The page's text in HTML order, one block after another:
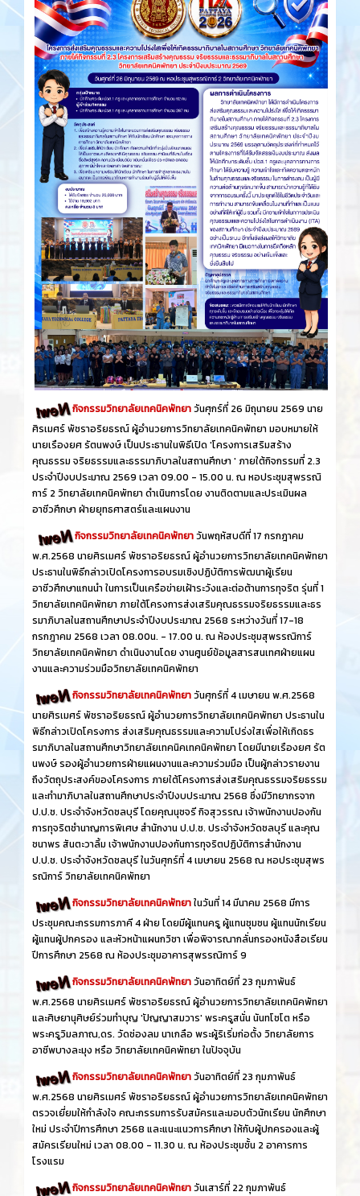
กิจกรรมวิทยาลัยเทคนิคพัทยาวันศุกร์​ที่ 26 ​มิถุนายน​ 2569 นาย
ศิรเมศร์ พัชราอริยธรณ์ ผู้อำนวยการวิทยาลัยเทคนิคพัทยา มอบหมายให้
นายเรืองยศ รัตนพงษ์ เป็นประธานในพิธีเปิด 'โครงการเสริมสร้าง
คุณธรรม จริยธรรมและธรรมาภิบาลในสถานศึกษา ' ภายใต้กิจกรรมที่ 2.3
ประจำปีงบประมาณ 2569 เวลา 09.00 - 15.00 น. ณ หอประชุมสุพรรณิ
การ์ 2 วิทยาลัยเทคนิคพัทยา ดำเนินการโดย งานติดตามและประเมินผล
อาชีวศึกษา ฝ่ายยุทธศาสตร์และแผนงาน
กิจกรรมวิทยาลัยเทคนิคพัทยาวันพฤหัสบดีที่ 17 กรกฎาคม
พ.ศ.2568 นายศิรเมศร์ พัชราอริยธรณ์ ผู้อำนวยการวิทยาลัยเทคนิคพัทยา
ประธานในพิธีกล่าวเปิดโครงการอบรมเชิงปฏิบัติการพัฒนาผู้เรียน
อาชีวศึกษาแกนนำ ในการเป็นเครือข่ายเฝ้าระวังและต่อต้านการทุจริต รุ่นที่ 1
วิทยาลัยเทคนิคพัทยา ภายใต้โครงการส่งเสริมคุณธรรมจริยธรรมและธร
รมาภิบาลในสถานศึกษาประจำปีงบประมาณ 2568 ระหว่างวันที่ 17-18
กรกฎาคม 2568 เวลา 08.00น. - 17.00 น. ณ ห้องประชุมสุพรรณิการ์
วิทยาลัยเทคนิคพัทยา ดำเนินงานโดย งานศูนย์ข้อมูลสารสนเทศฝ่ายแผน
งานและความร่วมมือวิทยาลัยเทคนิคพัทยา
กิจกรรมวิทยาลัยเทคนิคพัทยาวันศุกร์ที่ 4 เมษายน พ.ศ.2568
นายศิรเมศร์ พัชราอริยธรณ์ ผู้อำนวยการวิทยาลัยเทคนิคพัทยา ประธานใน
พิธีกล่าวเปิดโครงการ ส่งเสริมคุณธรรมและความโปร่งใสเพื่อให้เกิดธร
รมาภิบาลในสถานศึกษาวิทยาลัยเทคนิคเทคนิคพัทยา โดยมีนายเรืองยศ รัต
นพงษ์ รองผู้อำนวยการฝ่ายแผนงานและความร่วมมือ เป็นผู้กล่าวรายงาน
ถึงวัตถุประสงค์ของโครงการ ภายใต้โครงการส่งเสริมคุณธรรมจริยธรรม
และทำมาภิบาลในสถานศึกษาประจำปีงบประมาณ 2568 ซึ่งมีวิทยากรจาก
ป.ป.ช. ประจำจังหวัดชลบุรี โดยคุณนุชจรี กิจสุวรรณ เจ้าพนักงานปองกัน
การทุจริตชำนาญการพิเศษ สำนักงาน ป.ป.ช. ประจำจังหวัดชลบุรี และคุณ
ชนาพร สันตะวาลิ้ม เจ้าพนักงานปองกันการทุจริตปฏิบัติการสำนักงาน
ป.ป.ช. ประจำจังหวัดชลบุรี ในวันศุกร์ที่ 4 เมษายน 2568 ณ หอประชุมสุพร
รณิการ์ วิทยาลัยเทคนิคพัทยา
กิจกรรมวิทยาลัยเทคนิคพัทยาในวันที่ 14 มีนาคม 2568 มีการ
ประชุมคณะกรรมการภาคี 4 ฝ่าย โดยมีผู้แทนครู ผู้แทนชุมชน ผู้แทนนักเรียน
ผู้แทนผู้ปกครอง และหัวหน้าแผนกวิชา เพื่อพิจารณากลั่นกรองหนังสือเรียน
ปีการศึกษา 2568 ณ ห้องประชุมอาคารสุพรรณิการ์ 9
กิจกรรมวิทยาลัยเทคนิคพัทยาวันอาทิตย์ที่ 23 กุมภาพันธ์
พ.ศ.2568 นายศิรเมศร์ พัชราอริยธรณ์ ผู้อำนวยการวิทยาลัยเทคนิคพัทยา
และศิษยานุศิษย์ร่วมทำบุญ 'ปัญญาสมวาร' พระครูสนั่น นันทโชโต หรือ
พระครูวิมลภาณ,ดร. วัดช่องลม นาเกลือ พระผู้ริเริ่มก่อตั้ง วิทยาลัยการ
อาชีพบางละมุง หรือ วิทยาลัยเทคนิคพัทยา ในปัจจุบัน
กิจกรรมวิทยาลัยเทคนิคพัทยาวันอาทิตย์ที่ 23 กุมภาพันธ์
พ.ศ.2568 นายศิรเมศร์ พัชราอริยธรณ์ ผู้อำนวยการวิทยาลัยเทคนิคพัทยา
ตรวจเยี่ยมให้กำลังใจ คณะกรรมการรับสมัครและมอบตัวนักเรียน นักศึกษา
ใหม่ ประจำปีการศึกษา 2568 และแนะแนวการศึกษา ให้กับผู้ปกครองและผู้
สมัครเรียนใหม่ เวลา 08.00 - 11.30 น. ณ ห้องประชุมชั้น 2 อาคารการ
โรงแรม
กิจกรรมวิทยาลัยเทคนิคพัทยาวันเสาร์ที่ 22 กุมภาพันธ์